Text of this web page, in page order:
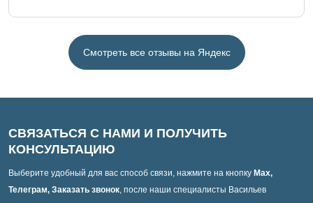
Смотреть все отзывы на Яндекс
СВЯЗАТЬСЯ С НАМИ И ПОЛУЧИТЬ
КОНСУЛЬТАЦИЮ
Выберите удобный для вас способ связи, нажмите на кнопку Max,
Телеграм, Заказать звонок, после наши специалисты Васильев